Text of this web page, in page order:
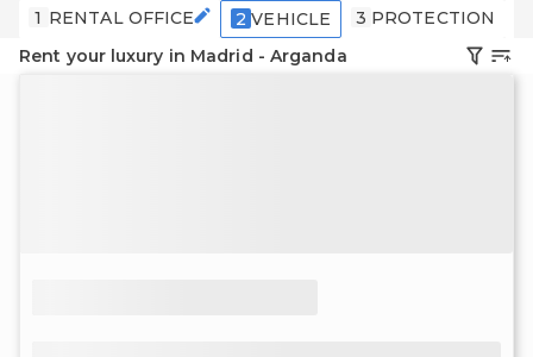
1 RENTAL OFFICE 2 VEHICLE 3 PROTECTION
Rent your luxury in Madrid - Arganda